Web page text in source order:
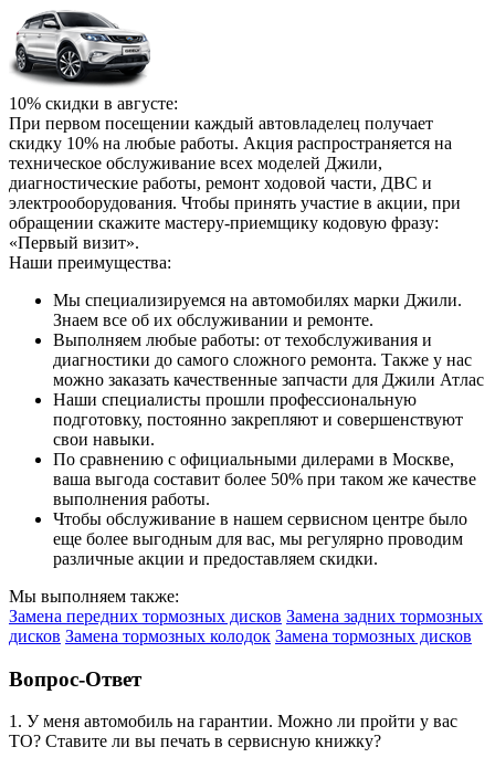
10% скидки в августе:
При первом посещении каждый автовладелец получает
скидку 10% на любые работы. Акция распространяется на
техническое обслуживание всех моделей Джили,
диагностические работы, ремонт ходовой части, ДВС и
электрооборудования. Чтобы принять участие в акции, при
обращении скажите мастеру-приемщику кодовую фразу:
«Первый визит».
Наши преимущества:
Мы специализируемся на автомобилях марки Джили.
Знаем все об их обслуживании и ремонте.
Выполняем любые работы: от техобслуживания и
диагностики до самого сложного ремонта. Также у нас
можно заказать качественные запчасти для Джили Атлас
Наши специалисты прошли профессиональную
подготовку, постоянно закрепляют и совершенствуют
свои навыки.
По сравнению с официальными дилерами в Москве,
ваша выгода составит более 50% при таком же качестве
выполнения работы.
Чтобы обслуживание в нашем сервисном центре было
еще более выгодным для вас, мы регулярно проводим
различные акции и предоставляем скидки.
Мы выполняем также:
Замена передних тормозных дисков Замена задних тормозных
дисков Замена тормозных колодок Замена тормозных дисков
Вопрос-Ответ
1. У меня автомобиль на гарантии. Можно ли пройти у вас
ТО? Ставите ли вы печать в сервисную книжку?